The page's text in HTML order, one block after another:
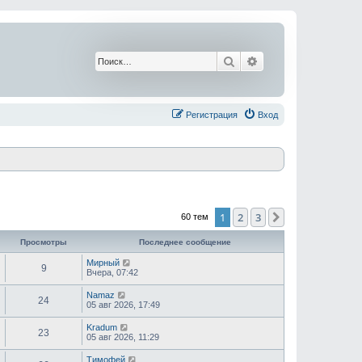
Поиск
Вход
Регистрация
60 тем 1 2 3
Просмотры Последнее сообщение
9
Мирный
Вчера, 07:42
24
Namaz
05 авг 2026, 17:49
23
Kradum
05 авг 2026, 11:29
Тимофей